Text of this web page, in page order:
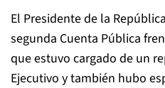
El Presidente de la
segunda Cuenta Pública
que estuvo cargado de un
Ejecutivo y también hubo